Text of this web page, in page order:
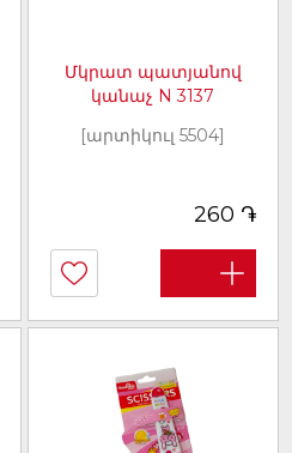
Մկրատ պատյանով
կանաչ N 3137
[արտիկուլ 5504]
260 ֏